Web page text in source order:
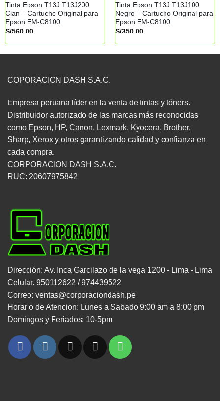
Tinta Epson T13J T13J200
Cian – Cartucho Original para
Epson EM-C8100
S/560.00
Tinta Epson T13J T13J100
Negro – Cartucho Original para
Epson EM-C8100
S/350.00
COPORACION DASH S.A.C.
Empresa peruana líder en la venta de tintas y tóners.
Distribuidor autorizado de las marcas más reconocidas
como Epson, HP, Canon, Lexmark, Kyocera, Brother,
Sharp, Xerox y otros garantizando calidad y confianza en
cada compra.
CORPORACION DASH S.A.C.
RUC: 20607975842
Dirección: Av. Inca Garcilazo de la vega 1200 - Lima - Lima
Celular. 950112622 / 974439522
Correo: ventas@corporaciondash.pe
Horario de Atencion: Lunes a Sabado 9:00 am a 8:00 pm
Domingos y Feriados: 10-5pm